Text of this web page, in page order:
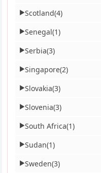
▶Scotland(4)
▶Senegal(1)
▶Serbia(3)
▶Singapore(2)
▶Slovakia(3)
▶Slovenia(3)
▶South Africa(1)
▶Sudan(1)
▶Sweden(3)